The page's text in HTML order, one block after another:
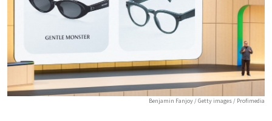
Benjamin Fanjoy / Getty images / Profimedia